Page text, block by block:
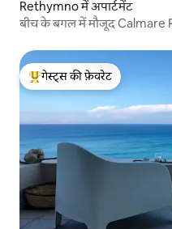
Rethymno में अपार्टमेंट
बीच के बगल में मौजूद Calmare
गेस्ट्स का टॉप फ़ेवरेट
गेस्ट्स की फ़ेवरेट